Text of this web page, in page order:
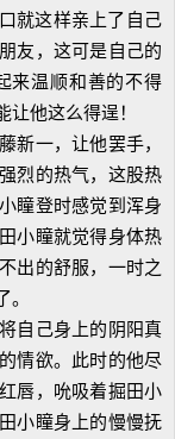
这样亲上了自己
友，这可是自己的
来温顺和善的不得
他这么得逞！
一，让他罢手，
烈的热气，这股热
瞳登时感觉到浑身
小瞳就觉得身体热
出的舒服，一时之
自己身上的阴阳真
情欲。此时的他尽
唇，吮吸着掘田小
小瞳身上的慢慢抚